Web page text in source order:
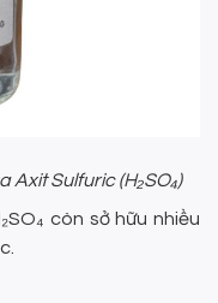
Sulfuric (H₂SO₄)
còn sở hữu nhiều